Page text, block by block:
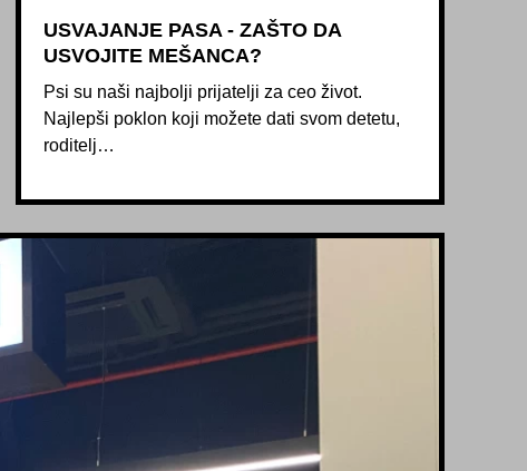
USVAJANJE PASA - ZAŠTO DA
USVOJITE MEŠANCA?
Psi su naši najbolji prijatelji za ceo život.
Najlepši poklon koji možete dati svom detetu,
roditelj…